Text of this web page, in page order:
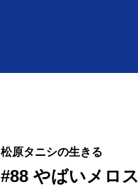
松原タニシの生きる
#88 やばいメロス